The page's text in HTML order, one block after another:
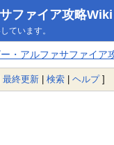
ファイア攻略Wiki
ています。
・アルファサファイア
最終更新 | 検索 | ヘルプ]